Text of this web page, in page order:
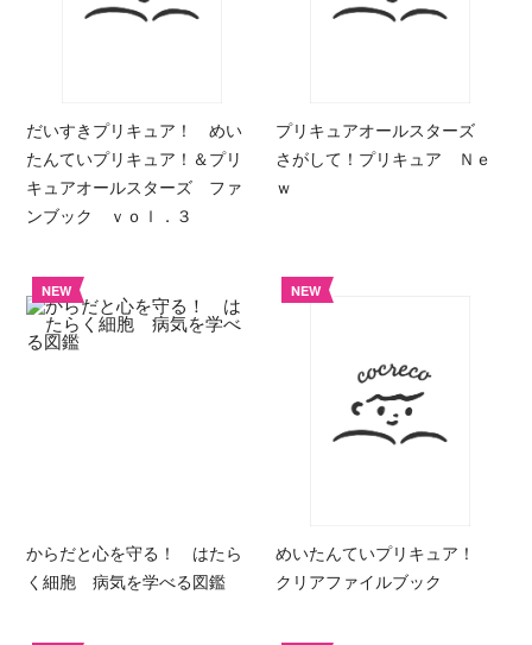
だいすきプリキュア！ めい
たんていプリキュア！＆プリ
キュアオールスターズ ファ
ンブック ｖｏｌ．３
プリキュアオールスターズ
さがして！プリキュア Ｎｅ
ｗ
NEW
からだと心を守る！ はたら
く細胞 病気を学べる図鑑
NEW
めいたんていプリキュア！
クリアファイルブック